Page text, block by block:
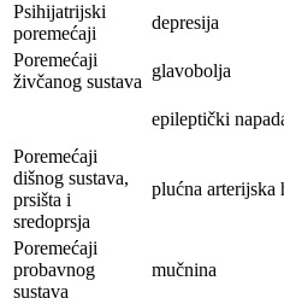
Psihijatrijski
poremećaji
depresija
Poremećaji
živčanog sustava
glavobolja
epileptički
Poremećaji
dišnog sustava,
prsišta i
sredoprsja
plućna arterijska
Poremećaji
probavnog
sustava
mučnina